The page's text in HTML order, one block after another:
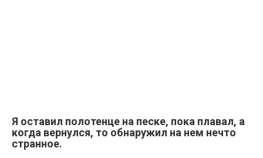
Я оставил полотенце на песке, пока плавал, а
когда вернулся, то обнаружил на нем нечто
странное.